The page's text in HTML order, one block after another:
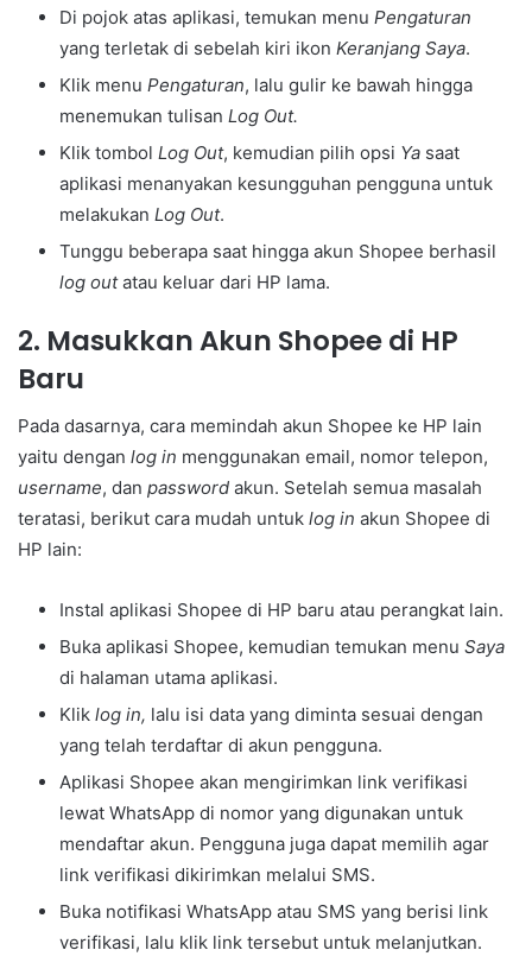
Di pojok atas aplikasi, temukan menu Pengaturan
yang terletak di sebelah kiri ikon Keranjang Saya.
Klik menu Pengaturan, lalu gulir ke bawah hingga
menemukan tulisan Log Out.
Klik tombol Log Out, kemudian pilih opsi Ya saat
aplikasi menanyakan kesungguhan pengguna untuk
melakukan Log Out.
Tunggu beberapa saat hingga akun Shopee berhasil
log outatau keluar dari HP lama.
2. Masukkan Akun Shopee di HP
Baru
Pada dasarnya, cara memindah akun Shopee ke HP lain
yaitu dengan log in menggunakan email, nomor telepon,
username, dan password akun. Setelah semua masalah
teratasi, berikut cara mudah untuk log in akun Shopee di
HP lain:
Instal aplikasi Shopee di HP baru atau perangkat lain.
Buka aplikasi Shopee, kemudian temukan menu Saya
di halaman utama aplikasi.
Klik log in, lalu isi data yang diminta sesuai dengan
yang telah terdaftar di akun pengguna.
Aplikasi Shopee akan mengirimkan link verifikasi
lewat WhatsApp di nomor yang digunakan untuk
mendaftar akun. Pengguna juga dapat memilih agar
link verifikasi dikirimkan melalui SMS.
Buka notifikasi WhatsApp atau SMS yang berisi link
verifikasi, lalu klik link tersebut untuk melanjutkan.